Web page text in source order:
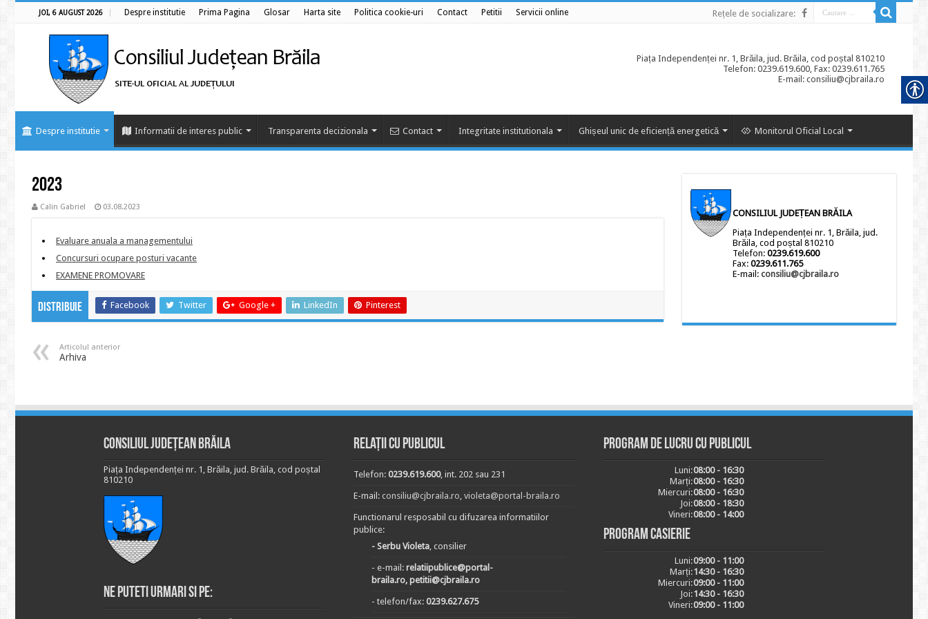
JOI, 6 AUGUST 2026 Despre institutie Prima Pagina Glosar Harta site Politica cookie-uri Contact Petitii Servicii online Rețele de socializare:
Piața Independenței nr. 1, Brăila, jud. Brăila, cod poștal 810210
Telefon: 0239.619.600, Fax: 0239.611.765
E-mail: consiliu@cjbraila.ro
Despre institutie Informatii de interes public Transparenta decizionala Contact Integritate institutionala Ghișeul unic de eficiență energetică Monitorul Oficial Local
2023
Calin Gabriel 03.08.2023
Evaluare anuala a managementului
Concursuri ocupare posturi vacante
EXAMENE PROMOVARE
Distribuie Facebook Twitter Google + LinkedIn Pinterest
Articolul anterior
Arhiva
CONSILIUL JUDEȚEAN BRĂILA
Piața Independenței nr. 1, Brăila, jud.
Brăila, cod poștal 810210
Telefon: 0239.619.600
Fax: 0239.611.765
E-mail: consiliu@cjbraila.ro
Consiliul Județean Brăila
Piața Independenței nr. 1, Brăila, jud. Brăila, cod poștal
810210
Ne puteti urmari si pe:
Relații cu publicul
Telefon: 0239.619.600, int. 202 sau 231
E-mail: consiliu@cjbraila.ro, violeta@portal-braila.ro
Functionarul resposabil cu difuzarea informatiilor
publice:
- Serbu Violeta, consilier
- e-mail: relatiipublice@portal-
braila.ro, petitii@cjbraila.ro
- telefon/fax: 0239.627.675
Program de lucru cu publicul
Luni:08:00 - 16:30
Marți:08:00 - 16:30
Miercuri:08:00 - 16:30
Joi:08:00 - 18:30
Vineri:08:00 - 14:00
Program casierie
Luni:09:00 - 11:00
Marți:14:30 - 16:30
Miercuri:09:00 - 11:00
Joi:14:30 - 16:30
Vineri:09:00 - 11:00